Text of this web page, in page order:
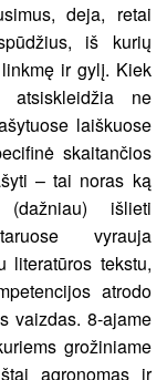
deja, retai
iš kurių
ir gylį. Kiek
atsiskleidžia ne
laiškuose
skaitančios
– tai noras ką
išlieti
vyrauja
literatūros tekstu,
atrodo
vaizdas. 8-ajame
grožiniame
agronomas ir